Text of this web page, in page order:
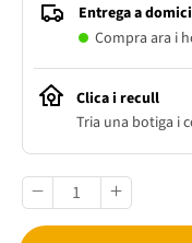
Entrega a
Compra ara i
Clica i recull
Tria una botiga i